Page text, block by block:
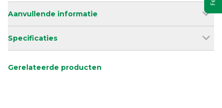
Aanvullende informatie
Specificaties
Gerelateerde producten